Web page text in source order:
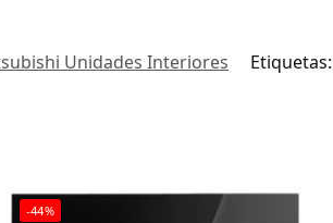
Unidades Interiores Etiquetas:
-44%